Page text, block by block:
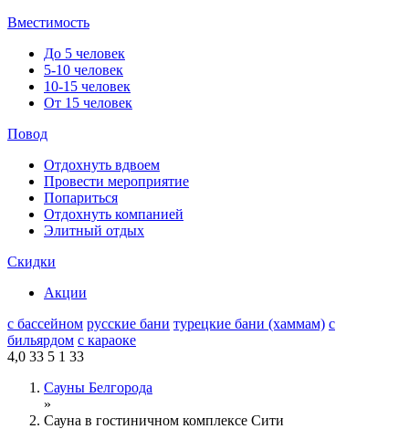
Вместимость
До 5 человек
5-10 человек
10-15 человек
От 15 человек
Повод
Отдохнуть вдвоем
Провести мероприятие
Попариться
Отдохнуть компанией
Элитный отдых
Скидки
Акции
с бассейном русские бани турецкие бани (хаммам) с
бильярдом с караоке
4,0 33 5 1 33
Сауны Белгорода
»
Сауна в гостиничном комплексе Сити